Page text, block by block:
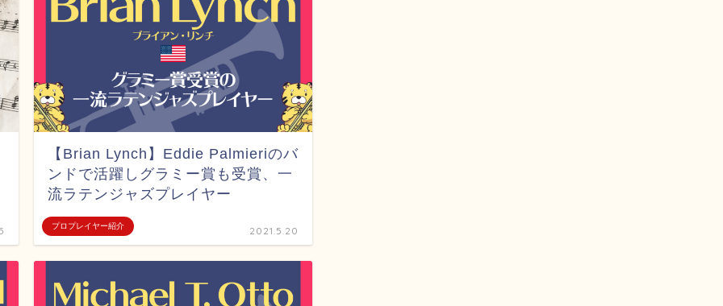
プロプレイヤー紹介
【Brian Lynch】Eddie Palmieriのバ
ンドで活躍しグラミー賞も受賞、一
流ラテンジャズプレイヤー
2021.5.20